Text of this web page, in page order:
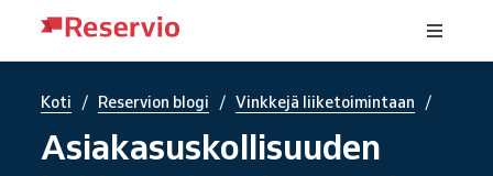
Koti / Reservion blogi / Vinkkejä liiketoimintaan /
Asiakasuskollisuuden